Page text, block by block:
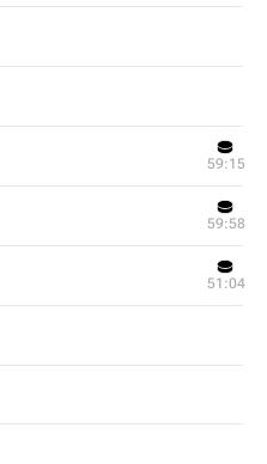
59:15
59:58
51:04